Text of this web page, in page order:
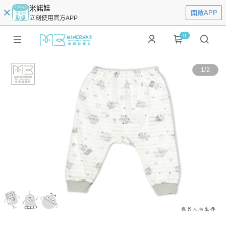
米諾娃
立刻使用官方APP
開啟APP
0
1/2